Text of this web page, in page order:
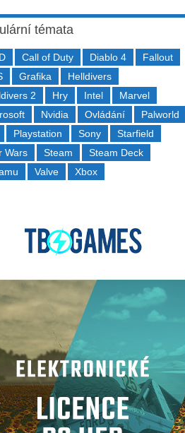
témata
Call of Duty Diablo 4
Fallout
Grafika
Helldivers
2
Hry Intel
Marvel
Nvidia Ovládání
Palworld
Playstation Sony
Starfield
Wars
Steam
Steam Deck
Valve Xbox